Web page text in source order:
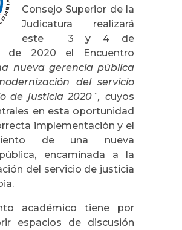
Consejo Superior de la
Judicatura realizará
este 3 y 4 de
de 2020 el Encuentro
nueva gerencia pública
del servicio
de justicia 2020´, cuyos
en esta oportunidad
implementación y el
de una nueva
encaminada a la
del servicio de justicia
académico tiene por
espacios de discusión